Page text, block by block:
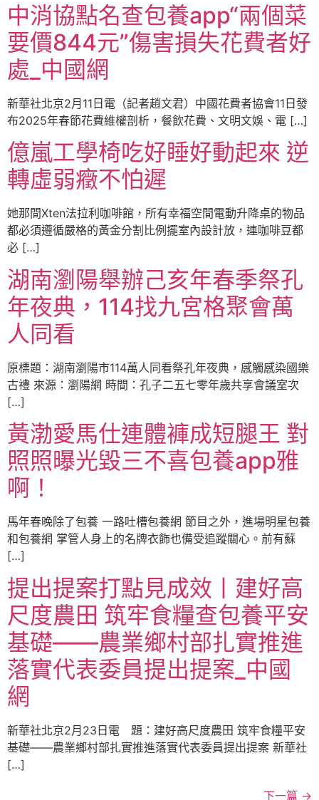
中消協點名查包養app“兩個菜
要價844元”傷害損失花費者好
處_中國網
新華社北京2月11日電（記者趙文君）中國花費者協會11日發
布2025年春節花費維權剖析，餐飲花費、文明文娛、電 […]
億嵐工學椅吃好睡好動起來 逆
轉虛弱癥不怕遲
她那間Xten法拉利咖啡館，所有幸福空間電動升降桌的物品
都必須遵循嚴格的黃金分割比例擺室內設計放，連咖啡豆都
必 […]
湖南瀏陽舉辦己亥年春季祭孔
年夜典，114找九宮格聚會萬
人同看
原標題：湖南瀏陽市114萬人同看祭孔年夜典，感觸感染國樂
古禮 來源：瀏陽網 時間：孔子二五七零年歲共享會議室次
[…]
黃渤愛馬仕連體褲成短腿王 對
照照曝光毀三不喜包養app雅
啊！
馬年春晚除了包養 一路吐槽包養網 節目之外，進場明星包養
和包養網 掌管人身上的名牌衣飾也備受追蹤關心。前有蘇
[…]
提出提案打點見成效丨建好高
尺度農田 筑牢食糧查包養平安
基礎——農業鄉村部扎實推進
落實代表委員提出提案_中國
網
新華社北京2月23日電 題：建好高尺度農田 筑牢食糧平安
基礎——農業鄉村部扎實推進落實代表委員提出提案 新華社
[…]
下一篇 →